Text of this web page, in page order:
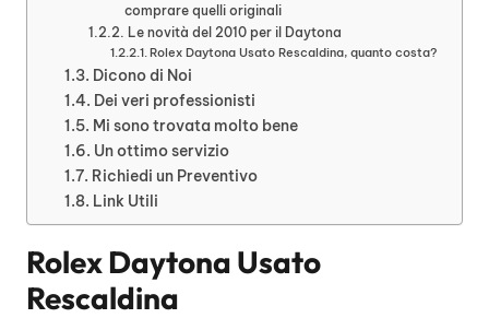
comprare quelli originali
Le novità del 2010 per il Daytona
Rolex Daytona Usato Rescaldina, quanto costa?
Dicono di Noi
Dei veri professionisti
Mi sono trovata molto bene
Un ottimo servizio
Richiedi un Preventivo
Link Utili
Rolex Daytona Usato
Rescaldina